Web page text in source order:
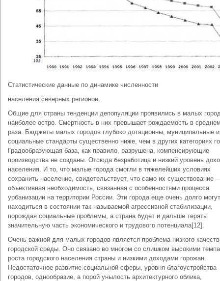
Статистические данные по динамике численности
населения северных регионов.
Общие для страны тенденции депопуляции проявились в малых
наиболее остро. Смертность в них превышает рождаемость в
раза. Бюджеты малых городов глубоко дотационны, муниципальные и
социальные стандарты существенно ниже, чем в других категориях
Градообразующая база, как правило, разрушена, компенсирующие
производства не созданы. Отсюда безработица и низкий уровень
населения. И то, что малые города смогли в тяжелейших условиях
сохранить население, свидетельствует, что само их существование
объективная необходимость, связанная с особенностями процесса
урбанизации на территории России. Эти города еще очень долго могут
находиться в состоянии так называемой агрессивной стабилизации,
порождая социальные проблемы, а страна будет и дальше терять
значительную часть экономического и трудового потенциала[12].
Очень важной для малых городов является проблема низкого
городской среды. Оно связано во многом со слишком высокими
роста городского населения страны и низкими доходами горожан.
Недостаточное развитие социальной сферы, уровня благоустройства
городов, однообразие, а порой унылость архитектурного облика,